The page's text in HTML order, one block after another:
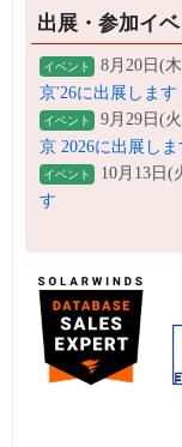
出展・参加イベ
イベント 8月20日(
京'26に出展します
イベント 9月29日(
京 2026に出展しま
イベント 10月13日(
す